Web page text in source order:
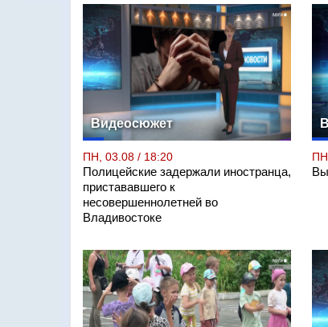
Видеосюжет
ПН, 03.08 / 18:20
Полицейские задержали иностранца,
пристававшего к
несовершеннолетней во
Владивостоке